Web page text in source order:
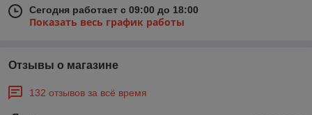
Сегодня работает с 09:00 до 18:00
Показать весь график работы
Отзывы о магазине
132 отзывов за всё время